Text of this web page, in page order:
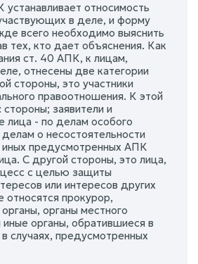
устанавливает относимость
в деле, и форму
всего необходимо выяснить
тех, кто дает объяснения. Как
ст. 40 АПК, к лицам,
отнесены две категории
стороны, это участники
правоотношения. К этой
стороны; заявители и
лица - по делам особого
о несостоятельности
иных предусмотренных АПК
С другой стороны, это лица,
с целью защиты
или интересов других
относятся прокурор,
органы местного
иные органы, обратившиеся в
случаях, предусмотренных